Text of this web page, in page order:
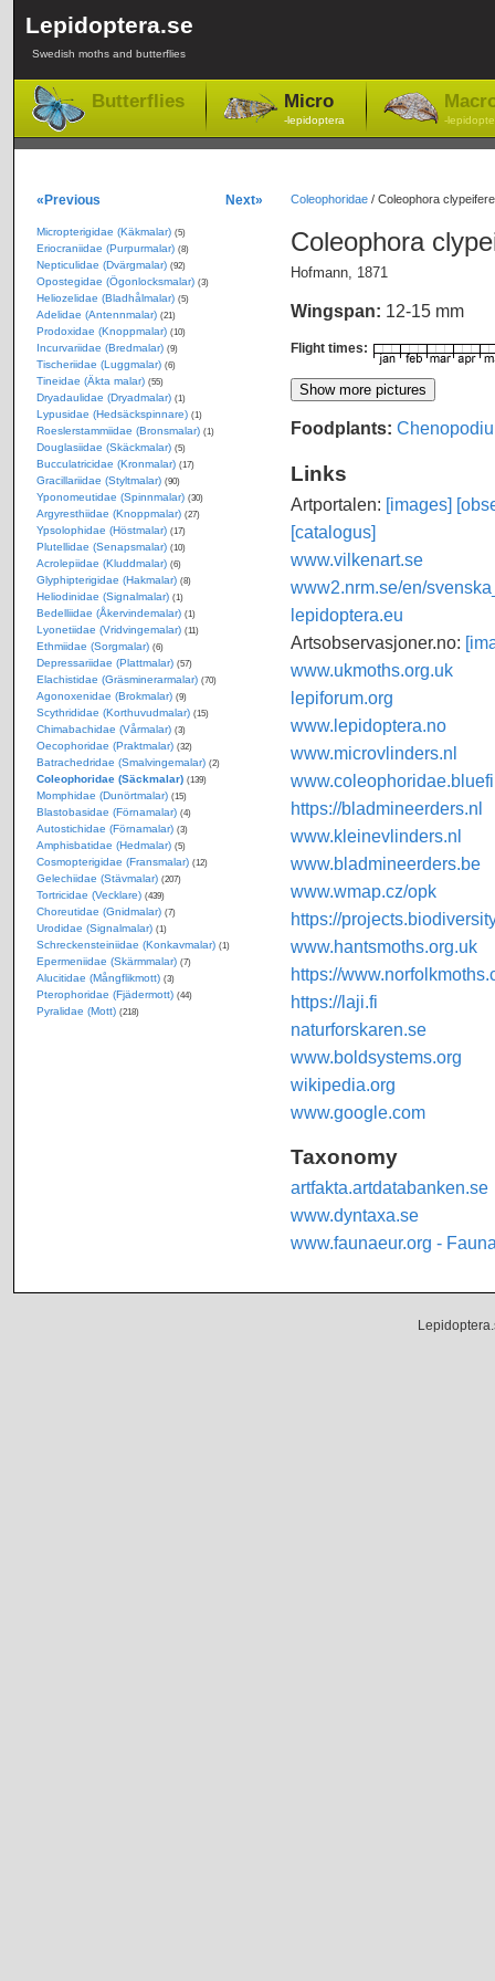
Lepidoptera.se
Swedish moths and butterflies
Butterflies Micro
-lepidoptera -
Coleophoridae/ Coleophora
Coleophora
Hofmann, 1871
Wingspan: 12-15 mm
Flight times:
Foodplants:
Links
Artportalen: [images]
[catalogus]
www.vilkenart.se
www2.nrm.se/en/
lepidoptera.eu
Artsobservasjoner.no:
www.ukmoths.org.uk
lepiforum.org
www.lepidoptera.no
www.microvlinders.nl
https://bladmineerders.nl
www.kleinevlinders.nl
www.bladmineerders.be
www.wmap.cz/opk
https://
www.hantsmoths.org.uk
https://
https://laji.fi
naturforskaren.se
www.boldsystems.org
wikipedia.org
www.google.com
Taxonomy
artfakta.artdatabanken.se
www.dyntaxa.se
www.faunaeur.org -
«Previous Next»
Micropterigidae (Käkmalar) (5)
Eriocraniidae (Purpurmalar) (8)
Nepticulidae (Dvärgmalar) (92)
Opostegidae (Ögonlocksmalar) (3)
Heliozelidae (Bladhålmalar) (5)
Adelidae (Antennmalar) (21)
Prodoxidae (Knoppmalar) (10)
Incurvariidae (Bredmalar) (9)
Tischeriidae (Luggmalar) (6)
Tineidae (Äkta malar) (55)
Dryadaulidae (Dryadmalar) (1)
Lypusidae (Hedsäckspinnare) (1)
Roeslerstammiidae (Bronsmalar) (1)
Douglasiidae (Skäckmalar) (5)
Bucculatricidae (Kronmalar) (17)
Gracillariidae (Styltmalar) (90)
Yponomeutidae (Spinnmalar) (30)
Argyresthiidae (Knoppmalar) (27)
Ypsolophidae (Höstmalar) (17)
Plutellidae (Senapsmalar) (10)
Acrolepiidae (Kluddmalar) (6)
Glyphipterigidae (Hakmalar) (8)
Heliodinidae (Signalmalar) (1)
Bedelliidae (Åkervindemalar) (1)
Lyonetiidae (Vridvingemalar) (11)
Ethmiidae (Sorgmalar) (6)
Depressariidae (Plattmalar) (57)
Elachistidae (Gräsminerarmalar) (70)
Agonoxenidae (Brokmalar) (9)
Scythrididae (Korthuvudmalar) (15)
Chimabachidae (Vårmalar) (3)
Oecophoridae (Praktmalar) (32)
Batrachedridae (Smalvingemalar) (2)
Coleophoridae (Säckmalar) (139)
Momphidae (Dunörtmalar) (15)
Blastobasidae (Förnamalar) (4)
Autostichidae (Förnamalar) (3)
Amphisbatidae (Hedmalar) (5)
Cosmopterigidae (Fransmalar) (12)
Gelechiidae (Stävmalar) (207)
Tortricidae (Vecklare) (439)
Choreutidae (Gnidmalar) (7)
Urodidae (Signalmalar) (1)
Schreckensteiniidae (Konkavmalar) (1)
Epermeniidae (Skärmmalar) (7)
Alucitidae (Mångflikmott) (3)
Pterophoridae (Fjädermott) (44)
Pyralidae (Mott) (218)